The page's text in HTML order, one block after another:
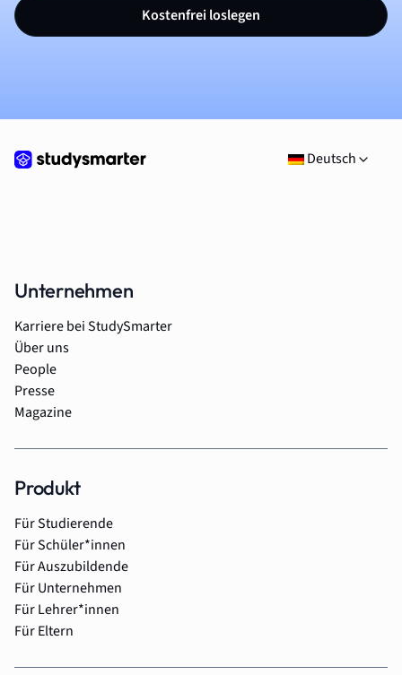
Kostenfrei loslegen
Deutsch
Unternehmen
Karriere bei StudySmarter
Über uns
People
Presse
Magazine
Produkt
Für Studierende
Für Schüler*innen
Für Auszubildende
Für Unternehmen
Für Lehrer*innen
Für Eltern